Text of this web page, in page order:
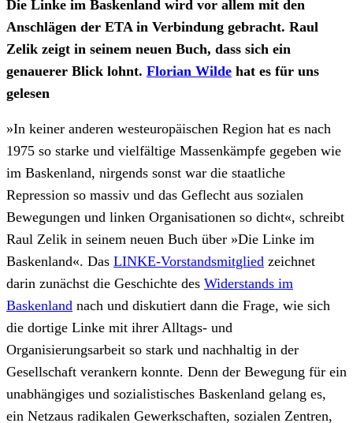
Die Linke im Baskenland wird vor allem mit den
Anschlägen der ETA in Verbindung gebracht. Raul
Zelik zeigt in seinem neuen Buch, dass sich ein
genauerer Blick lohnt. Florian Wilde hat es für uns
gelesen
»In keiner anderen westeuropäischen Region hat es nach
1975 so starke und vielfältige Massenkämpfe gegeben wie
im Baskenland, nirgends sonst war die staatliche
Repression so massiv und das Geflecht aus sozialen
Bewegungen und linken Organisationen so dicht«, schreibt
Raul Zelik in seinem neuen Buch über »Die Linke im
Baskenland«. Das LINKE-Vorstandsmitglied zeichnet
darin zunächst die Geschichte des Widerstands im
Baskenland nach und diskutiert dann die Frage, wie sich
die dortige Linke mit ihrer Alltags- und
Organisierungsarbeit so stark und nachhaltig in der
Gesellschaft verankern konnte. Denn der Bewegung für ein
unabhängiges und sozialistisches Baskenland gelang es,
ein Netzaus radikalen Gewerkschaften, sozialen Zentren,